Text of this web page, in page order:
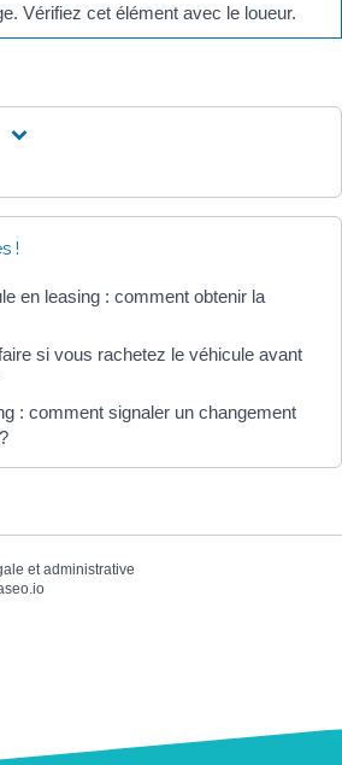
Vérifiez cet élément avec le loueur.
!
en leasing : comment obtenir la
si vous rachetez le véhicule avant
: comment signaler un changement
et administrative